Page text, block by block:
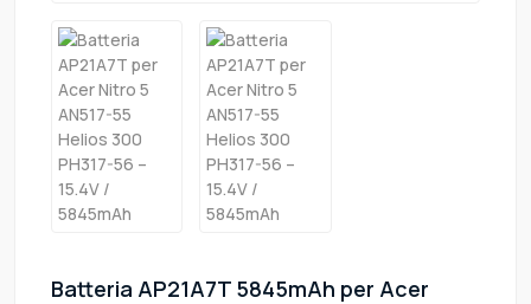
Batteria AP21A7T 5845mAh per Acer